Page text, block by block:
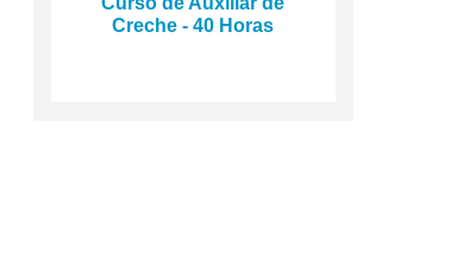
Creche - 40 Horas